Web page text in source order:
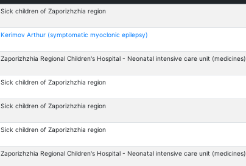
Sick children of Zaporizhzhia region
Kerimov Arthur (symptomatic myoclonic epilepsy)
Zaporizhzhia Regional Children's Hospital - Neonatal intensive care unit (medicines)
Sick children of Zaporizhzhia region
Sick children of Zaporizhzhia region
Sick children of Zaporizhzhia region
Zaporizhzhia Regional Children's Hospital - Neonatal intensive care unit (medicines)